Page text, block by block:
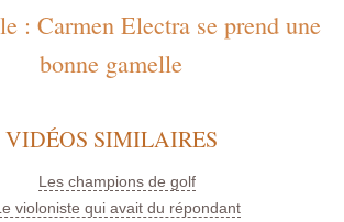
: Carmen Electra se prend une
bonne gamelle
VIDÉOS SIMILAIRES
Les champions de golf
violoniste qui avait du répondant